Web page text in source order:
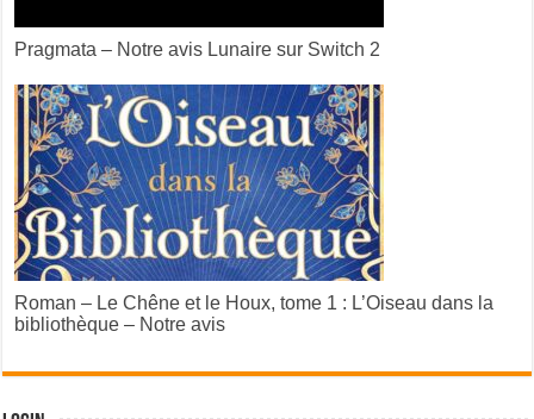
Pragmata – Notre avis Lunaire sur Switch 2
Roman – Le Chêne et le Houx, tome 1 : L’Oiseau dans la
bibliothèque – Notre avis